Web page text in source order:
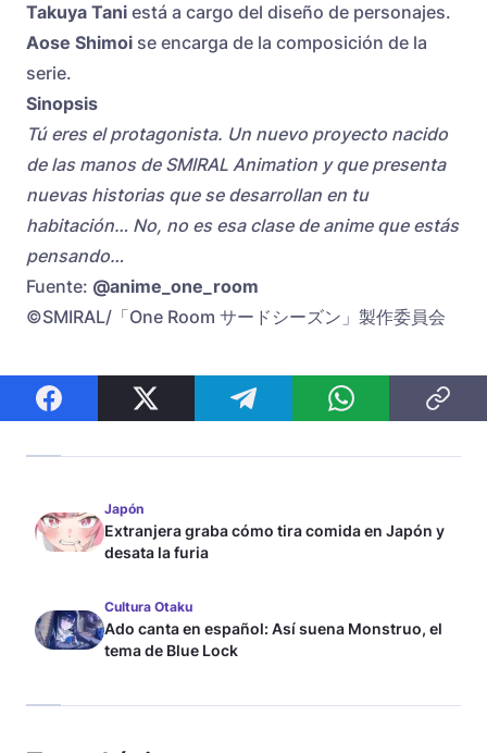
Takuya Tani está a cargo del diseño de personajes.
Aose Shimoi se encarga de la composición de la
serie.
Sinopsis
Tú eres el protagonista. Un nuevo proyecto nacido
de las manos de SMIRAL Animation y que presenta
nuevas historias que se desarrollan en tu
habitación… No, no es esa clase de anime que estás
pensando…
Fuente: @anime_one_room
©SMIRAL/「One Room サードシーズン」製作委員会
Japón
Extranjera graba cómo tira comida en Japón y
desata la furia
Cultura Otaku
Ado canta en español: Así suena Monstruo, el
tema de Blue Lock